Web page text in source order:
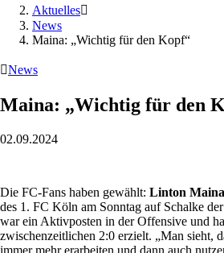
Aktuelles
News
Maina: „Wichtig für den Kopf“
News
Maina: „Wichtig für den
02.09.2024
Die FC-Fans haben gewählt: Linton Maina
des 1. FC Köln am Sonntag auf Schalke
war ein Aktivposten in der Offensive und
zwischenzeitlichen 2:0 erzielt. „Man sieht,
immer mehr erarbeiten und dann auch